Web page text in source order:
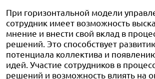
При горизонтальной модели
сотрудник имеет возможность
мнение и внести свой вклад в
решений. Это способствует
потенциала коллектива и
идей. Участие сотрудников в
решений и возможность влиять на